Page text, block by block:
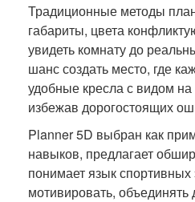
Традиционные методы
габариты, цвета
увидеть комнату до
шанс создать место, где
удобные кресла с видом
избежав дорогостоящих
Planner 5D выбран как
навыков, предлагает
понимает язык
мотивировать,